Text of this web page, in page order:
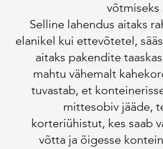
Selline lahendus aitaks
elanikel kui ettevõtetel,
aitaks pakendite
mahtu vähemalt
tuvastab, et
mittesobiv jääde,
korteriühistut, kes saab
võtta ja õigesse